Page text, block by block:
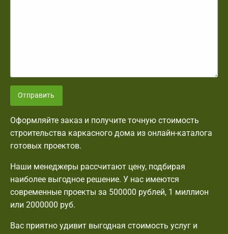
Отправить
Оформляйте заказ и получите точную стоимость
строительства каркасного дома из онлайн-каталога
готовых проектов.
Наши менеджеры рассчитают цену, подбирая
наиболее выгодное решение. У нас имеются
современные проекты за 500000 рублей, 1 миллион
или 2000000 руб.
Вас приятно удивит выгодная стоимость услуг и